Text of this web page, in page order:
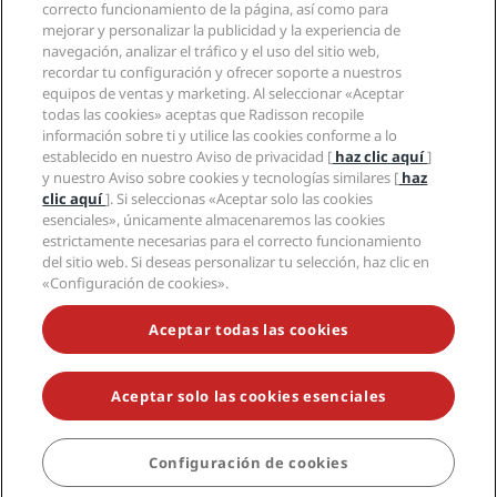
RESERVAR
Hoteles ideales para familias
Salud y seguridad
Empleos en RHG
Empleos en PPHE
Empleos en EHL
The Club by RHG
Oportunidades de desarrollo
Responsabilidad social corporativa
Compras
Centro de privacidad
Aviso legal
Términos y condiciones de Radisson Rewards
Acuerdo de uso del sitio
Accesibilidad digital
Declaración sobre la esclavitud moderna
Ayuda
Avisos al consumidor
Contacto
Preguntas frecuentes
Mapa del sitio
Redes sociales
Marcas de Radisson Hotels
NO TE PIERDAS NUESTRAS OFERTAS MÁS POPULARES
© 2026 Radisson Hotel Group.Todos los derechos reservados. RHG
Radisson Hotel Group, Radisson, Radisson RED, Radisson Blu, Radisson
Collection, Radisson Individuals, Park Plaza, Park Inn, Country Inn &
Suites, Prize by Radisson, Radisson Rewards y Radisson Meetings son
marcas registradas de Radisson Hotel Group.
correcto funcionamiento de la página, así como para
mejorar y personalizar la publicidad y la experiencia de
navegación, analizar el tráfico y el uso del sitio web,
recordar tu configuración y ofrecer soporte a nuestros
equipos de ventas y marketing. Al seleccionar «Aceptar
todas las cookies» aceptas que Radisson recopile
información sobre ti y utilice las cookies conforme a lo
establecido en nuestro Aviso de privacidad [ haz clic aquí]
y nuestro Aviso sobre cookies y tecnologías similares [ haz
clic aquí]. Si seleccionas «Aceptar solo las cookies
esenciales», únicamente almacenaremos las cookies
estrictamente necesarias para el correcto funcionamiento
del sitio web. Si deseas personalizar tu selección, haz clic en
«Configuración de cookies».
Aceptar todas las cookies
Aceptar solo las cookies esenciales
Configuración de cookies